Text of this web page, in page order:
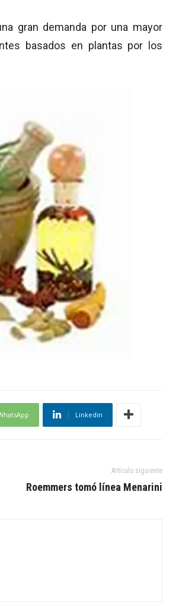
gran demanda por una mayor
basados en plantas por los
Linkedin
Artículo siguiente
Roemmers tomó línea Menarini